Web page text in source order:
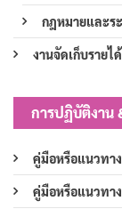
กฎหมายและร
งานจัดเก็บรายได้
การปฏิบัติงาน
คู่มือหรือแนวทา
คู่มือหรือแนวทา